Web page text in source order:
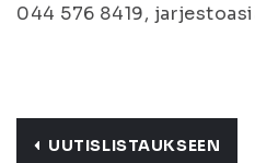
044 576 8419,
UUTISLISTAUKSEEN